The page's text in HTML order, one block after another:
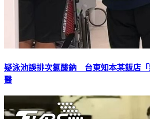
疑泳池誤排次氯酸鈉 台東知本某飯店「
醫